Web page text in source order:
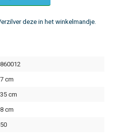
deze in het winkelmandje.
cm
cm
cm